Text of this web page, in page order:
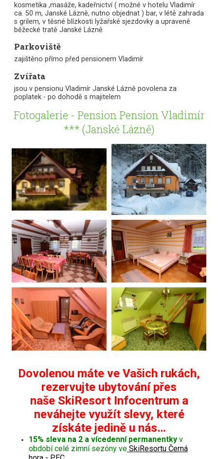
kosmetika ,masáže, kadeřnictví ( možné v hotelu Vladimír
ca. 50 m, Janské Lázně, nutno objednat ) bar, v létě zahrada
s grilem, v těsné blízkosti lyžařské sjezdovky a upravené
běžecké tratě Janské Lázně
Parkoviště
zajištěno přímo před pensionem Vladimír
Zvířata
jsou v pensionu Vladimír Janské Lázně povolena za
poplatek - po dohodě s majitelem
Fotogalerie - Pension Pension Vladimír
*** (Janské Lázně)
Dovolenou máte ve Vašich rukách,
rezervujte ubytování přes
naše SkiResort Infocentrum a
neváhejte využít slevy, které
získáte jedině u nás…
15% sleva na 2 a vícedenní permanentkyv
období celé zimní sezóny veSkiResortu Černá